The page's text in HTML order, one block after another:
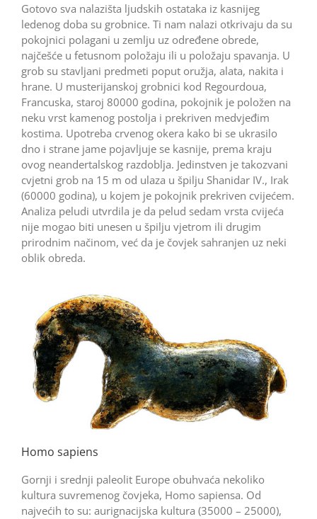
Gotovo sva nalazišta ljudskih ostataka iz kasnijeg
ledenog doba su grobnice. Ti nam nalazi otkrivaju da su
pokojnici polagani u zemlju uz određene obrede,
najčešće u fetusnom položaju ili u položaju spavanja. U
grob su stavljani predmeti poput oružja, alata, nakita i
hrane. U musterijanskoj grobnici kod Regourdoua,
Francuska, staroj 80000 godina, pokojnik je položen na
neku vrst kamenog postolja i prekriven medvjeđim
kostima. Upotreba crvenog okera kako bi se ukrasilo
dno i strane jame pojavljuje se kasnije, prema kraju
ovog neandertalskog razdoblja. Jedinstven je takozvani
cvjetni grob na 15 m od ulaza u špilju Shanidar IV., Irak
(60000 godina), u kojem je pokojnik prekriven cvijećem.
Analiza peludi utvrdila je da pelud sedam vrsta cvijeća
nije mogao biti unesen u špilju vjetrom ili drugim
prirodnim načinom, već da je čovjek sahranjen uz neki
oblik obreda.
Homo sapiens
Gornji i srednji paleolit Europe obuhvaća nekoliko
kultura suvremenog čovjeka, Homo sapiensa. Od
najvećih to su: aurignacijska kultura (35000 – 25000),